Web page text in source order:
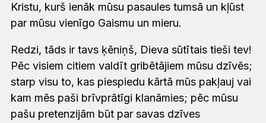
Kristu, kurš ienāk mūsu pasaules tumsā un kļūst
par mūsu vienīgo Gaismu un mieru.
Redzi, tāds ir tavs ķēniņš, Dieva sūtītais tieši tev!
Pēc visiem citiem valdīt gribētājiem mūsu dzīvēs;
starp visu to, kas piespiedu kārtā mūs pakļauj vai
kam mēs paši brīvprātīgi klanāmies; pēc mūsu
pašu pretenzijām būt par savas dzīves